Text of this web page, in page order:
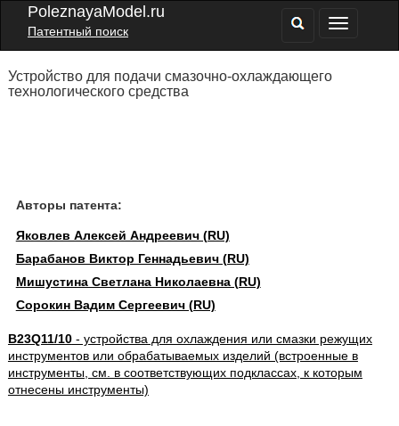
PoleznayaModel.ru
Патентный поиск
Устройство для подачи смазочно-охлаждающего
технологического средства
Авторы патента:
Яковлев Алексей Андреевич (RU)
Барабанов Виктор Геннадьевич (RU)
Мишустина Светлана Николаевна (RU)
Сорокин Вадим Сергеевич (RU)
B23Q11/10- устройства для охлаждения или смазки режущих
инструментов или обрабатываемых изделий (встроенные в
инструменты, см. в соответствующих подклассах, к которым
отнесены инструменты)